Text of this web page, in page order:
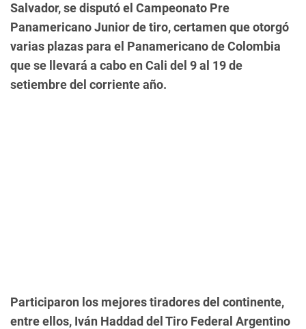
Salvador, se disputó el Campeonato Pre
Panamericano Junior de tiro, certamen que otorgó
varias plazas para el Panamericano de Colombia
que se llevará a cabo en Cali del 9 al 19 de
setiembre del corriente año.
Participaron los mejores tiradores del continente,
entre ellos, Iván Haddad del Tiro Federal Argentino